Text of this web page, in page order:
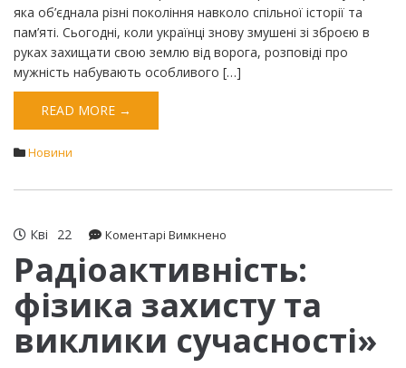
яка об’єднала різні покоління навколо спільної історії та
пам’яті. ​Сьогодні, коли українці знову змушені зі зброєю в
руках захищати свою землю від ворога, розповіді про
мужність набувають особливого […]
READ MORE →
Новини
Кві 22 Коментарі Вимкнено
фізика
та
виклики
сучасності»
Радіоактивність:
фізика захисту та
виклики сучасності»